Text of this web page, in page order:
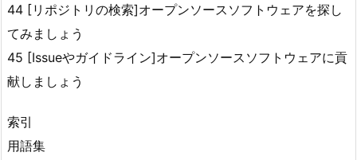
44 [リポジトリの検索]オープンソースソフトウェアを探し
てみましょう
45 [Issueやガイドライン]オープンソースソフトウェアに貢
献しましょう
索引
用語集